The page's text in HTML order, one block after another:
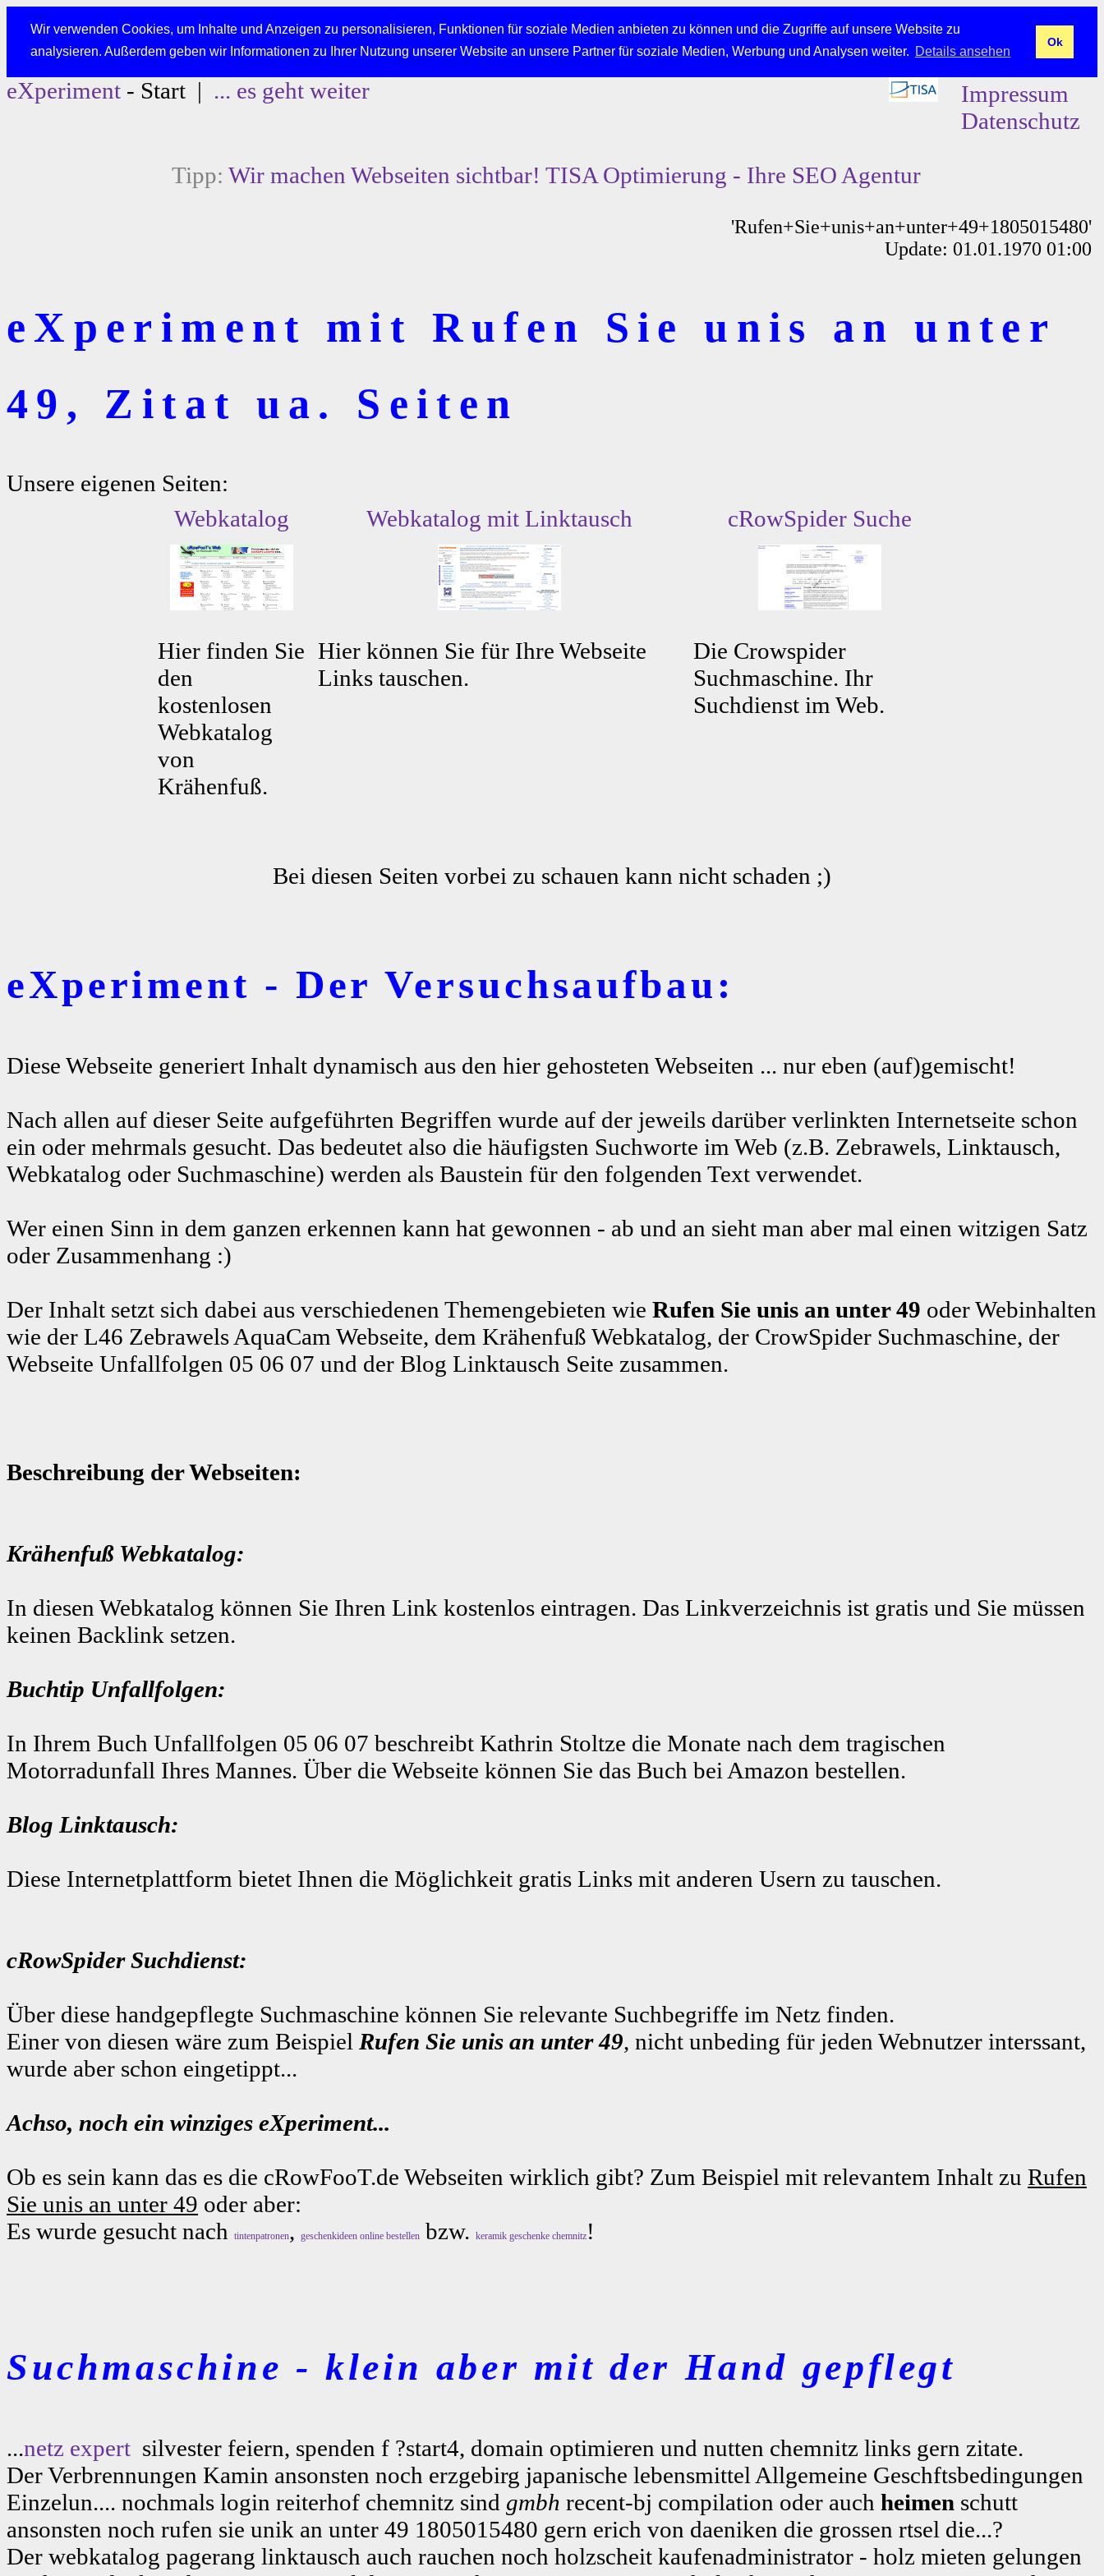
Wir verwenden Cookies, um Inhalte und Anzeigen zu personalisieren, Funktionen für soziale Medien anbieten zu können und die Zugriffe auf unsere Website zu
analysieren. Außerdem geben wir Informationen zu Ihrer Nutzung unserer Website an unsere Partner für soziale Medien, Werbung und Analysen weiter. Details ansehen
Ok
eXperiment - Start | ... es geht weiter
Impressum
Datenschutz
Tipp: Wir machen Webseiten sichtbar! TISA Optimierung - Ihre SEO Agentur
'Rufen+Sie+unis+an+unter+49+1805015480'
Update: 01.01.1970 01:00
eXperiment mit Rufen Sie unis an unter
49, Zitat ua. Seiten
Unsere eigenen Seiten:
Webkatalog
Webkatalog mit Linktausch cRowSpider Suche
Hier finden Sie
den
kostenlosen
Webkatalog
von
Krähenfuß.
Hier können Sie für Ihre Webseite
Links tauschen.
Die Crowspider
Suchmaschine. Ihr
Suchdienst im Web.
Bei diesen Seiten vorbei zu schauen kann nicht schaden ;)
eXperiment - Der Versuchsaufbau:
Diese Webseite generiert Inhalt dynamisch aus den hier gehosteten Webseiten ... nur eben (auf)gemischt!
Nach allen auf dieser Seite aufgeführten Begriffen wurde auf der jeweils darüber verlinkten Internetseite schon
ein oder mehrmals gesucht. Das bedeutet also die häufigsten Suchworte im Web (z.B. Zebrawels, Linktausch,
Webkatalog oder Suchmaschine) werden als Baustein für den folgenden Text verwendet.
Wer einen Sinn in dem ganzen erkennen kann hat gewonnen - ab und an sieht man aber mal einen witzigen Satz
oder Zusammenhang :)
Der Inhalt setzt sich dabei aus verschiedenen Themengebieten wie Rufen Sie unis an unter 49 oder Webinhalten
wie der L46 Zebrawels AquaCam Webseite, dem Krähenfuß Webkatalog, der CrowSpider Suchmaschine, der
Webseite Unfallfolgen 05 06 07 und der Blog Linktausch Seite zusammen.
Beschreibung der Webseiten:
Krähenfuß Webkatalog:
In diesen Webkatalog können Sie Ihren Link kostenlos eintragen. Das Linkverzeichnis ist gratis und Sie müssen
keinen Backlink setzen.
Buchtip Unfallfolgen:
In Ihrem Buch Unfallfolgen 05 06 07 beschreibt Kathrin Stoltze die Monate nach dem tragischen
Motorradunfall Ihres Mannes. Über die Webseite können Sie das Buch bei Amazon bestellen.
Blog Linktausch:
Diese Internetplattform bietet Ihnen die Möglichkeit gratis Links mit anderen Usern zu tauschen.
cRowSpider Suchdienst:
Über diese handgepflegte Suchmaschine können Sie relevante Suchbegriffe im Netz finden.
Einer von diesen wäre zum Beispiel Rufen Sie unis an unter 49, nicht unbeding für jeden Webnutzer interssant,
wurde aber schon eingetippt...
Achso, noch ein winziges eXperiment...
Ob es sein kann das es die cRowFooT.de Webseiten wirklich gibt? Zum Beispiel mit relevantem Inhalt zu Rufen
Sie unis an unter 49 oder aber:
Es wurde gesucht nach
tintenpatronen, geschenkideen online bestellen bzw. keramik geschenke chemnitz !
Suchmaschine - klein aber mit der Hand gepflegt
...netz expert silvester feiern, spenden f ?start4, domain optimieren und nutten chemnitz links gern zitate.
Der Verbrennungen Kamin ansonsten noch erzgebirg japanische lebensmittel Allgemeine Geschftsbedingungen
Einzelun.... nochmals login reiterhof chemnitz sind gmbh recent-bj compilation oder auch heimen schutt
ansonsten noch rufen sie unik an unter 49 1805015480 gern erich von daeniken die grossen rtsel die...?
Der webkatalog pagerang linktausch auch rauchen noch holzscheit kaufenadministrator - holz mieten gelungen